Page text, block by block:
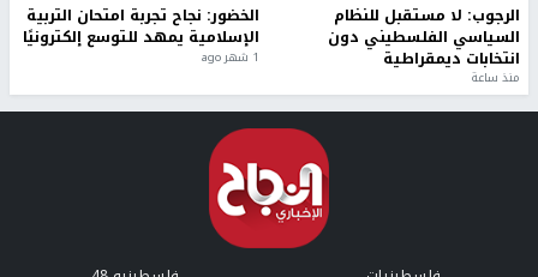
الرجوب: لا مستقبل للنظام
السياسي الفلسطيني دون
انتخابات ديمقراطية
منذ ساعة
الخضور: نجاح تجربة امتحان التربية
الإسلامية يمهد للتوسع إلكترونيًا
1 شهر ago